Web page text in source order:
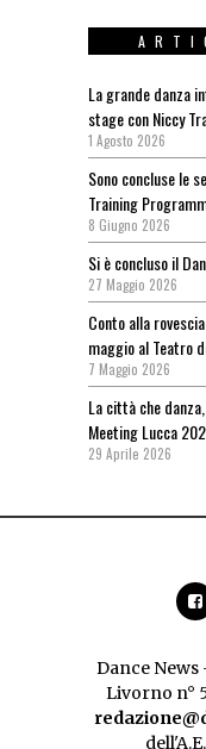
La grande danza
stage con Niccy
1 Agosto 2026
Sono concluse le
Training
8 Giugno 2026
Si è concluso il
27 Maggio 2026
Conto alla
maggio al Teatro
7 Maggio 2026
La città che
Meeting Lucca
29 Aprile 2026
Dance
Livorno n°